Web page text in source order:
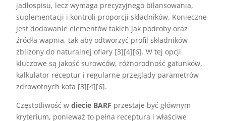
jadłospisu, lecz wymaga precyzyjnego bilansowania,
suplementacji i kontroli proporcji składników. Konieczne
jest dodawanie elementów takich jak podroby oraz
źródła wapnia, tak aby odtworzyć profil składników
zbliżony do naturalnej ofiary [3][4][6]. W tej opcji
kluczowe są jakość surowców, różnorodność gatunków,
kalkulator receptur i regularne przeglądy parametrów
zdrowotnych kota [3][4][6].
Częstotliwość wdiecie BARF przestaje być głównym
kryterium, ponieważ to pełna receptura i właściwe